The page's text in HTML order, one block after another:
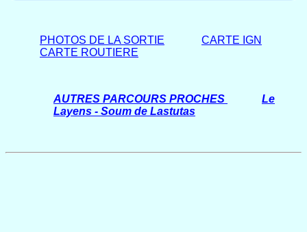
PHOTOS DE LA SORTIE
CARTE IGN
CARTE ROUTIERE
AUTRES PARCOURS PROCHES
Le
Layens - Soum de Lastutas